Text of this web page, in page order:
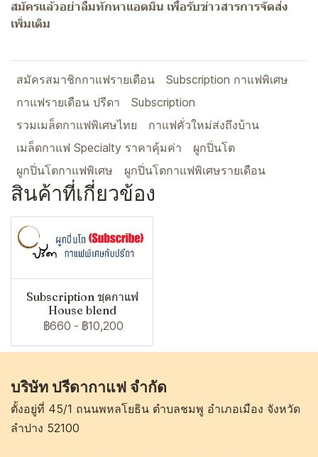
สมัครแล้วอย่าลืมทักหาแอดมิน เพื่อรับข่าวสารการจัดส่ง
เพิ่มเติม
สมัครสมาชิกกาแฟรายเดือน
Subscription กาแฟพิเศษ
กาแฟรายเดือน ปรีดา
Subscription
รวมเมล็ดกาแฟพิเศษไทย
กาแฟคั่วใหม่ส่งถึงบ้าน
เมล็ดกาแฟ Specialty ราคาคุ้มค่า
ผูกปิ่นโต
ผูกปิ่นโตกาแฟพิเศษ
ผูกปิ่นโตกาแฟพิเศษรายเดือน
สินค้าที่เกี่ยวข้อง
Subscription ชุดกาแฟ
House blend
฿660 - ฿10,200
บริษัท ปรีดากาแฟ จำกัด
ตั้งอยู่ที่ 45/1 ถนนพหลโยธิน ตำบลชมพู อำเภอเมือง จังหวัด
ลำปาง 52100